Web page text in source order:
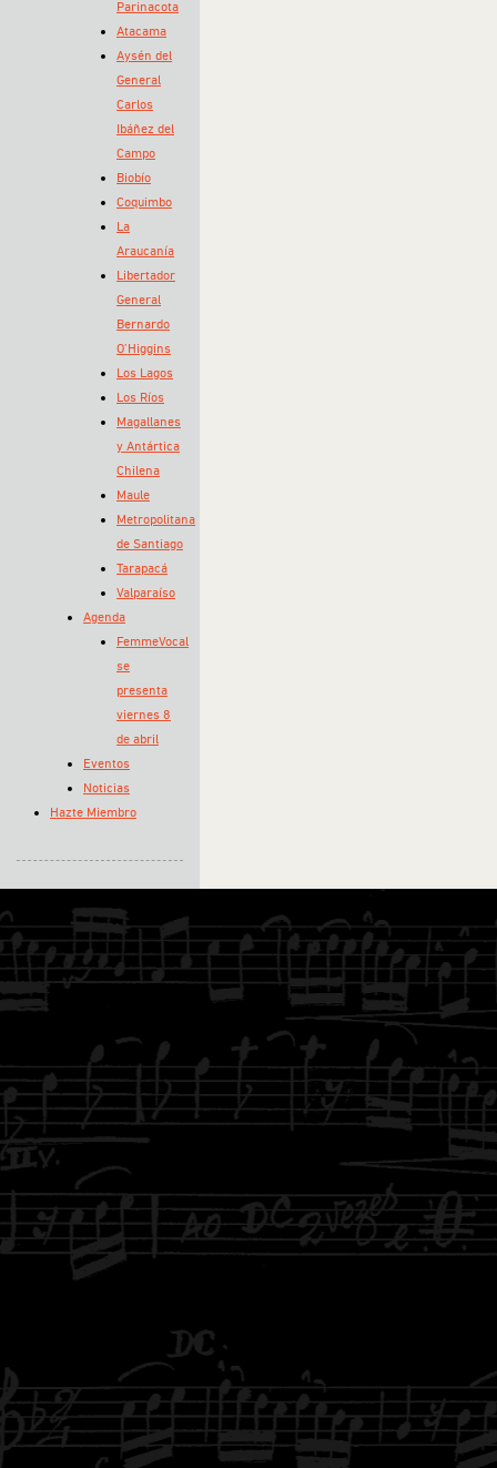
Parinacota
Atacama
Aysén del
General
Carlos
Ibáñez del
Campo
Biobío
Coquimbo
La
Araucanía
Libertador
General
Bernardo
O’Higgins
Los Lagos
Los Ríos
Magallanes
y Antártica
Chilena
Maule
Metropolitana
de Santiago
Tarapacá
Valparaíso
Agenda
FemmeVocal
se
presenta
viernes 8
de abril
Eventos
Noticias
Hazte Miembro